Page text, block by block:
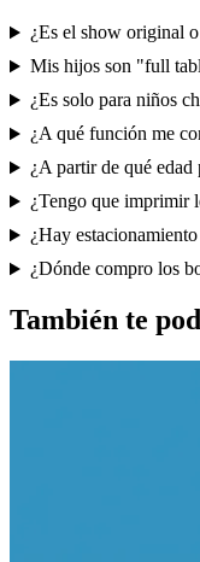
¿Es el show original
Mis hijos son "full
¿Es solo para niños
¿A qué función me
¿A partir de qué
¿Tengo que imprimir
¿Hay
¿Dónde compro los
También te